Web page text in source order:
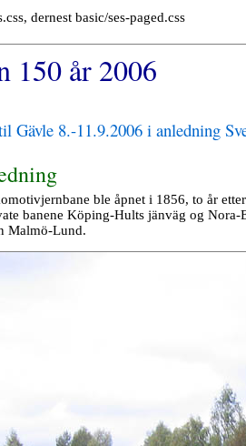
dernest basic/ses-paged.css
150 år 2006
Gävle 8.-11.9.2006 i anledning
ble åpnet i 1856, to år
banene Köping-Hults jänväg og Nora-
Malmö-Lund.